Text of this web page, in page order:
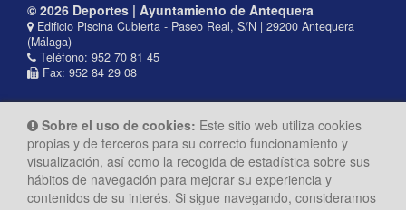
© 2026 Deportes | Ayuntamiento de Antequera
Edificio Piscina Cubierta - Paseo Real, S/N | 29200 Antequera
(Málaga)
Teléfono: 952 70 81 45
Fax: 952 84 29 08
Sobre el uso de cookies: Este sitio web utiliza cookies
propias y de terceros para su correcto funcionamiento y
visualización, así como la recogida de estadística sobre sus
hábitos de navegación para mejorar su experiencia y
contenidos de su interés. Si sigue navegando, consideramos